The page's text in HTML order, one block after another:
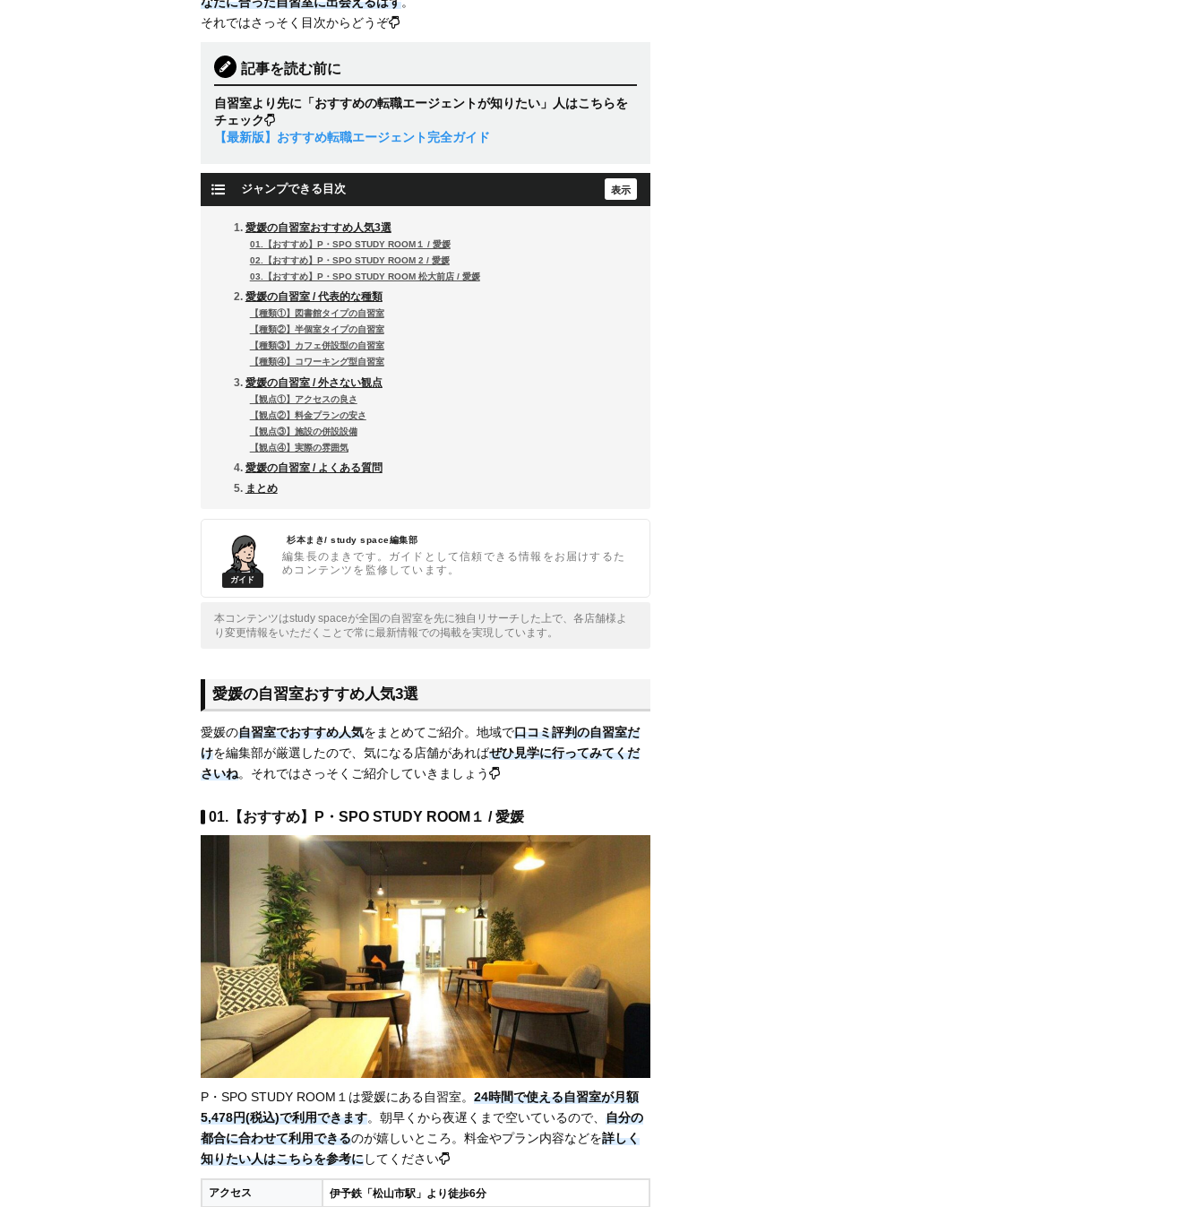
それではさっそく目次からどうぞ
記事を読む前に
自習室より先に「おすすめの転職エージェントが知りたい」人はこちらを
チェック
【最新版】おすすめ転職エージェント完全ガイド
ジャンプできる目次
愛媛の自習室おすすめ人気3選
01.【おすすめ】P・SPO STUDY ROOM１ / 愛媛
02.【おすすめ】P・SPO STUDY ROOM 2 / 愛媛
03.【おすすめ】P・SPO STUDY ROOM 松大前店 / 愛媛
愛媛の自習室 / 代表的な種類
【種類①】図書館タイプの自習室
【種類②】半個室タイプの自習室
【種類③】カフェ併設型の自習室
【種類④】コワーキング型自習室
愛媛の自習室 / 外さない観点
【観点①】アクセスの良さ
【観点②】料金プランの安さ
【観点③】施設の併設設備
【観点④】実際の雰囲気
愛媛の自習室 / よくある質問
まとめ
杉本まき/ study space編集部
編集長のまきです。ガイドとして信頼できる情報をお届けするた
めコンテンツを監修しています。
本コンテンツはstudy spaceが全国の自習室を先に独自リサーチした上で、各店舗様よ
り変更情報をいただくことで常に最新情報での掲載を実現しています。
愛媛の自習室おすすめ人気3選
愛媛の自習室でおすすめ人気をまとめてご紹介。地域で口コミ評判の自習室だ
けを編集部が厳選したので、気になる店舗があればぜひ見学に行ってみてくだ
さいね。それではさっそくご紹介していきましょう
01.【おすすめ】P・SPO STUDY ROOM１ / 愛媛
P・SPO STUDY ROOM１は愛媛にある自習室。 24時間で使える自習室が月額
5,478円(税込)で利用できます。朝早くから夜遅くまで空いているので、 自分の
都合に合わせて利用できるのが嬉しいところ。料金やプラン内容などを詳しく
知りたい人はこちらを参考にしてください
アクセス 伊予鉄「松山市駅」より徒歩6分